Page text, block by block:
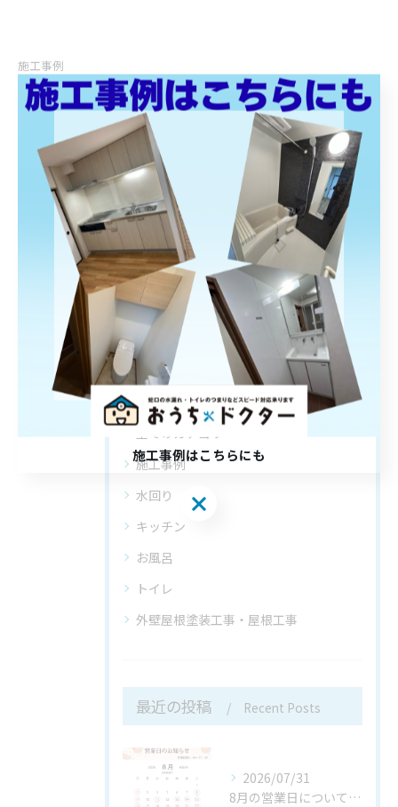
施工事例
< 前のページ 次のページ >
関連タグ
#リフォーム #玄関ドア
カテゴリー Categories
全てのカテゴリー
施工事例
水回り
キッチン
お風呂
トイレ
外壁屋根塗装工事・屋根工事
最近の投稿 Recent Posts
2026/07/31
8月の営業日についてお知らせ
施工事例はこちらにも
施工事例はこちらにも